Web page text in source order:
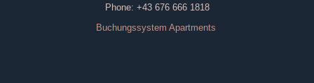
Phone: +43 676 666 1818
Buchungssystem Apartments